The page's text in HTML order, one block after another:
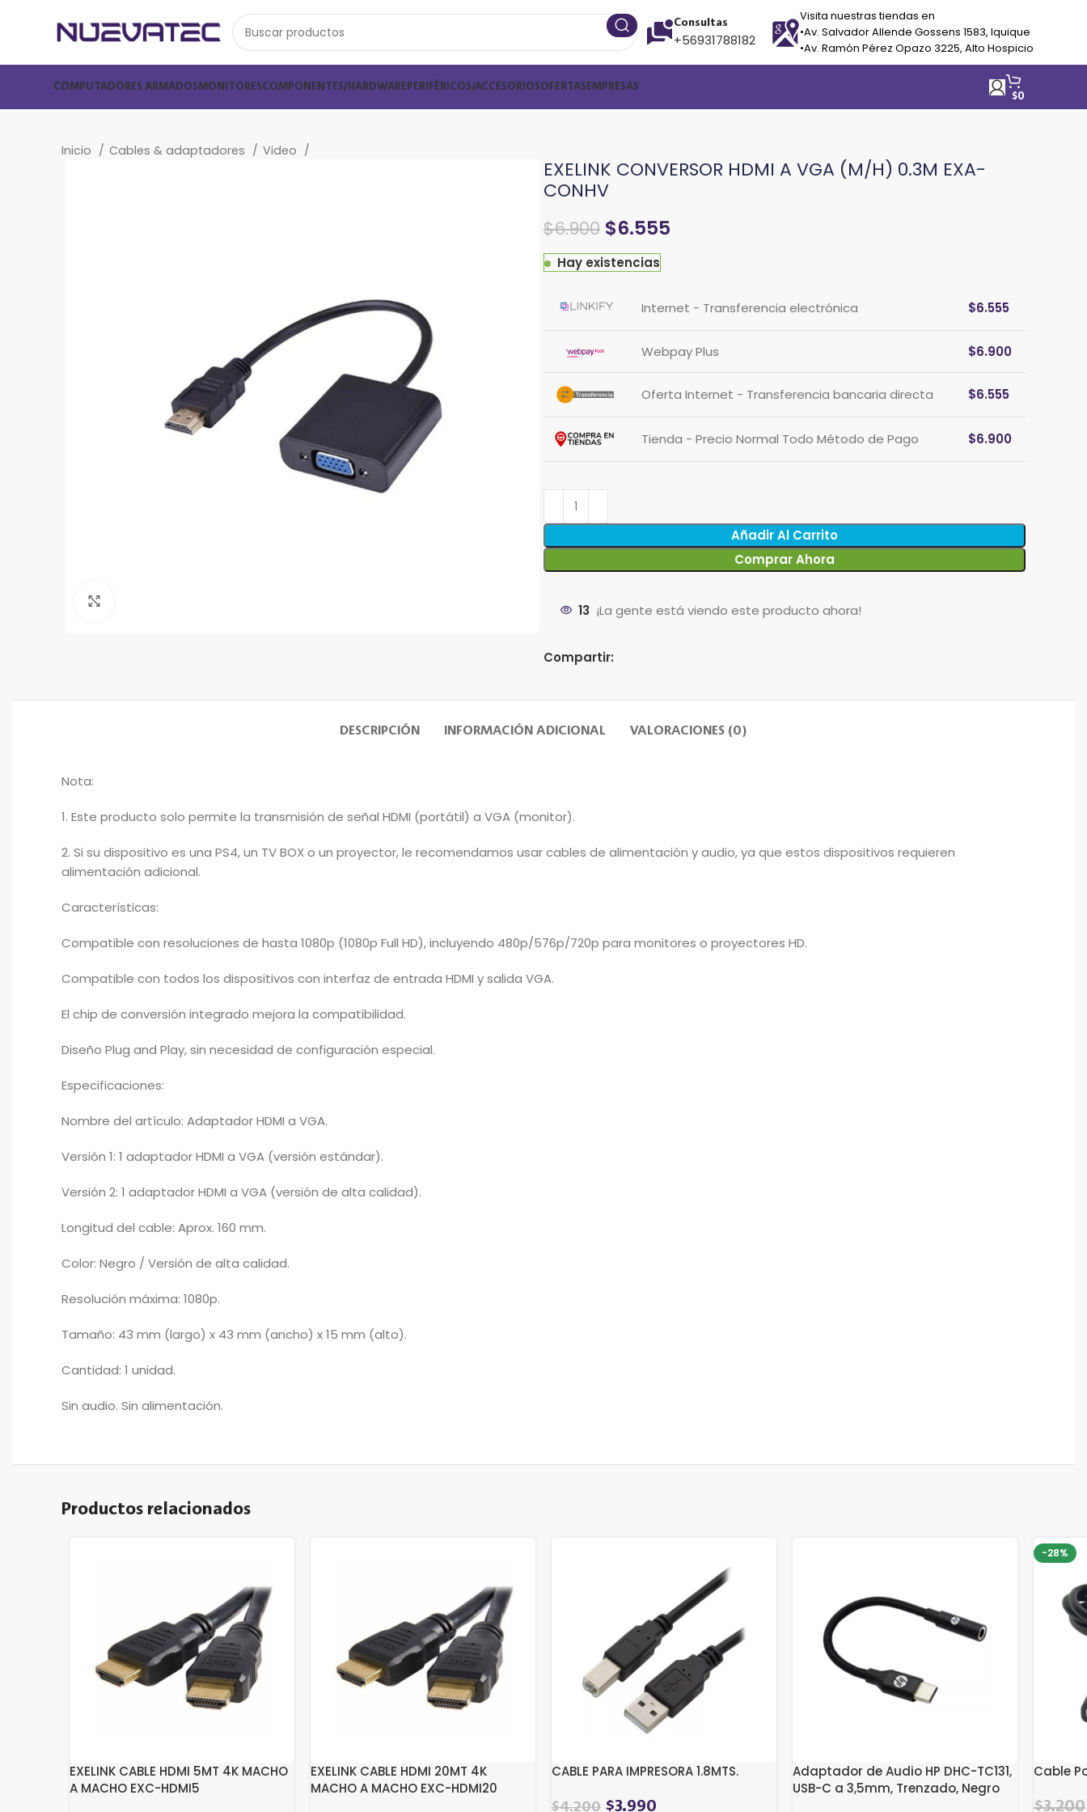
Consultas
+56931788182
Visita nuestras tiendas en
•Av. Salvador Allende Gossens 1583, Iquique
•Av. Ramón Pérez Opazo 3225, Alto Hospicio
COMPUTADORES ARMADOSMONITORESCOMPONENTES/HARDWARE PERIFÉRICOS/ACCESORIOSOFERTAS EMPRESAS
$0
Inicio Cables & adaptadores Video
EXELINK CONVERSOR HDMI A VGA (M/H) 0.3M EXA-
CONHV
$6.900 $6.555
Hay existencias
Internet - Transferencia electrónica $6.555
Webpay Plus $6.900
Oferta Internet - Transferencia bancaria directa $6.555
Tienda - Precio Normal Todo Método de Pago $6.900
Añadir Al Carrito
Comprar Ahora
13 ¡La gente está viendo este producto ahora!
Compartir:
DESCRIPCIÓN INFORMACIÓN ADICIONAL VALORACIONES (0)
Nota:
1. Este producto solo permite la transmisión de señal HDMI (portátil) a VGA (monitor).
2. Si su dispositivo es una PS4, un TV BOX o un proyector, le recomendamos usar cables de alimentación y audio, ya que estos dispositivos requieren
alimentación adicional.
Características:
Compatible con resoluciones de hasta 1080p (1080p Full HD), incluyendo 480p/576p/720p para monitores o proyectores HD.
Compatible con todos los dispositivos con interfaz de entrada HDMI y salida VGA.
El chip de conversión integrado mejora la compatibilidad.
Diseño Plug and Play, sin necesidad de configuración especial.
Especificaciones:
Nombre del artículo: Adaptador HDMI a VGA.
Versión 1: 1 adaptador HDMI a VGA (versión estándar).
Versión 2: 1 adaptador HDMI a VGA (versión de alta calidad).
Longitud del cable: Aprox. 160 mm.
Color: Negro / Versión de alta calidad.
Resolución máxima: 1080p.
Tamaño: 43 mm (largo) x 43 mm (ancho) x 15 mm (alto).
Cantidad: 1 unidad.
Sin audio. Sin alimentación.
Productos relacionados
EXELINK CABLE HDMI 5MT 4K MACHO
A MACHO EXC-HDMI5
EXELINK CABLE HDMI 20MT 4K
MACHO A MACHO EXC-HDMI20
CABLE PARA IMPRESORA 1.8MTS.
$4.200 $3.990
Adaptador de Audio HP DHC-TC131,
USB-C a 3,5mm, Trenzado, Negro
-28%
Cable
El
$3.200